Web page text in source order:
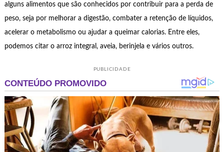
alguns alimentos que são conhecidos por contribuir para a perda de
peso, seja por melhorar a digestão, combater a retenção de líquidos,
acelerar o metabolismo ou ajudar a queimar calorias. Entre eles,
podemos citar o arroz integral, aveia, berinjela e vários outros.
PUBLICIDADE